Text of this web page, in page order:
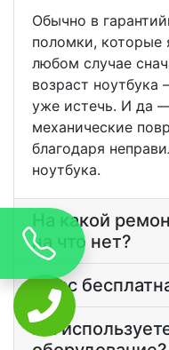
Обычно в
поломки, которые
любом случае
возраст
уже истечь. И да
механические
благодаря
ноутбука.
На какой
на что нет?
У вас
Вы